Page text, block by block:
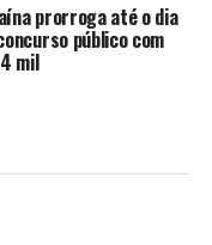
prorroga até o dia
público com
mil